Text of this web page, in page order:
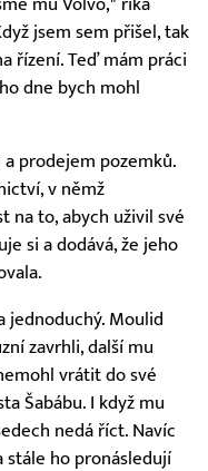
jsem sem přišel, tak
řízení. Teď mám práci
dne bych mohl
a prodejem pozemků.
v němž
na to, abych uživil své
si a dodává, že jeho
jednoduchý. Moulid
zavrhli, další mu
vrátit do své
Šabábu. I když mu
nedá říct. Navíc
stále ho pronásledují